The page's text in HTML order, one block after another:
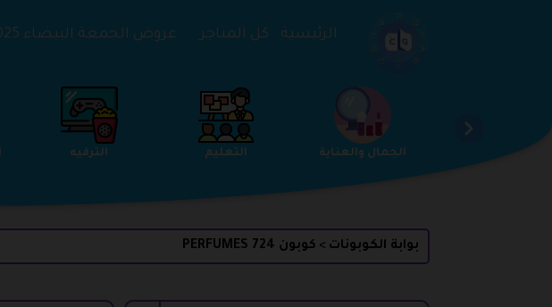
الرئيسية كل المتاجر عروض الجمعة البيضاء 2025 🔥
الترفيه التعليم الجمال والعناية الخدمات
بوابة الكوبونات > كوبون PERFUMES 724